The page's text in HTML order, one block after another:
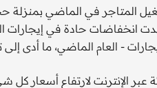
المتاجر في الماضي بمنزلة
حادة في إيجارات
- العام الماضي، ما أدى
الإنترنت لارتفاع أسعار كل